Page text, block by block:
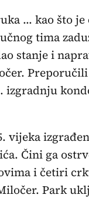
... kao što
tima
stanje i
izgradnju
vijeka
Čini ga
i četiri
Park